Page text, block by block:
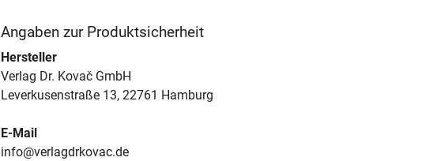
Angaben zur Produktsicherheit
Hersteller
Verlag Dr. Kovač GmbH
Leverkusenstraße 13, 22761 Hamburg
E-Mail
info@verlagdrkovac.de